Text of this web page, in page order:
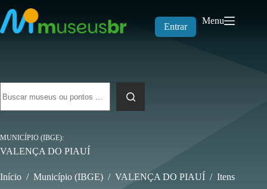
para
o
conteúdo
Entrar
Menu
resultados
MUNICÍPIO (IBGE)
VALENÇA DO PIAUÍ
Início / Município (IBGE) / VALENÇA DO PIAUÍ / Itens